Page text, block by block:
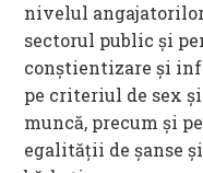
nivelul
sectorul public și
conștientizare și
pe criteriul de sex
muncă, precum și
egalității de șanse